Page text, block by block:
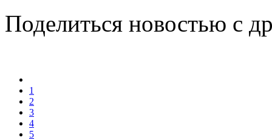
Поделиться новостью с
1
2
3
4
5